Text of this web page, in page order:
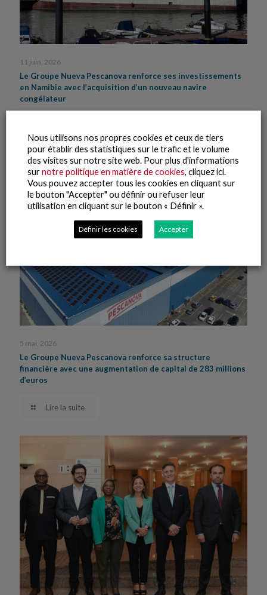
11 juin, 2026
Le Groupe Nueva Pescanova renforce ses investissements
en Namibie avec l’acquisition d’un nouveau navire
congélateur
5 mai, 2026
Le Groupe Nueva Pescanova renforce sa structure
financière avec une augmentation de capital de 283 millions
d’euros
Lire la suite
Nous utilisons nos propres cookies et ceux de tiers
pour établir des statistiques sur le trafic et le volume
des visites sur notre site web. Pour plus d'informations
surnotre politique en matière de cookies, cliquez ici.
Vous pouvez accepter tous les cookies en cliquant sur
le bouton "Accepter" ou définir ou refuser leur
utilisation en cliquant sur le bouton « Définir ».
Définir les cookies Accepter